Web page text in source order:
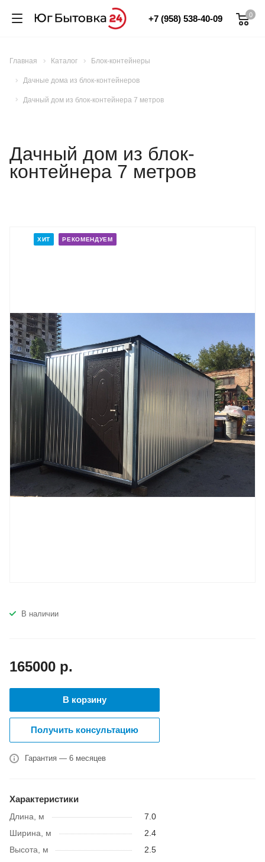
0
+7 (958) 538-40-09
Главная Каталог Блок-контейнеры
Дачные дома из блок-контейнеров
Дачный дом из блок-контейнера 7 метров
Дачный дом из блок-
контейнера 7 метров
ХИТ РЕКОМЕНДУЕМ
В наличии
165000 р.
В корзину
Получить консультацию
Гарантия — 6 месяцев
Характеристики
Длина, м
7.0
Ширина, м
2.4
Высота, м
2.5